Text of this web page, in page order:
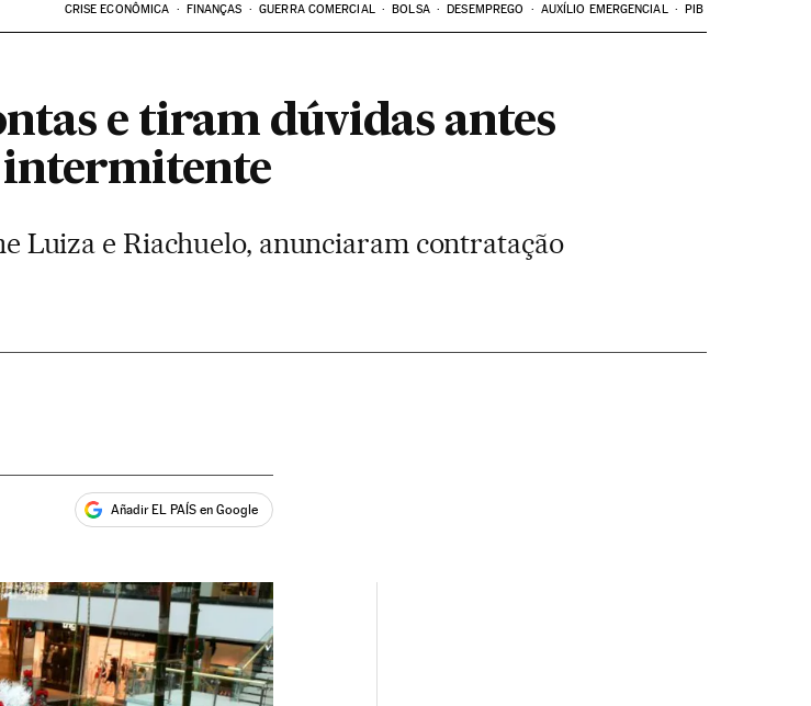
CRISE ECONÔMICA FINANÇAS GUERRA COMERCIAL BOLSA DESEMPREGO AUXÍLIO EMERGENCIAL PIB
e tiram dúvidas antes
intermitente
Luiza e Riachuelo, anunciaram contratação
Añadir EL PAÍS en Google